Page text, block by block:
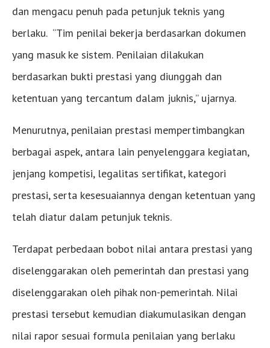
dan mengacu penuh pada petunjuk teknis yang
berlaku. “Tim penilai bekerja berdasarkan dokumen
yang masuk ke sistem. Penilaian dilakukan
berdasarkan bukti prestasi yang diunggah dan
ketentuan yang tercantum dalam juknis,” ujarnya.
Menurutnya, penilaian prestasi mempertimbangkan
berbagai aspek, antara lain penyelenggara kegiatan,
jenjang kompetisi, legalitas sertifikat, kategori
prestasi, serta kesesuaiannya dengan ketentuan yang
telah diatur dalam petunjuk teknis.
Terdapat perbedaan bobot nilai antara prestasi yang
diselenggarakan oleh pemerintah dan prestasi yang
diselenggarakan oleh pihak non-pemerintah. Nilai
prestasi tersebut kemudian diakumulasikan dengan
nilai rapor sesuai formula penilaian yang berlaku